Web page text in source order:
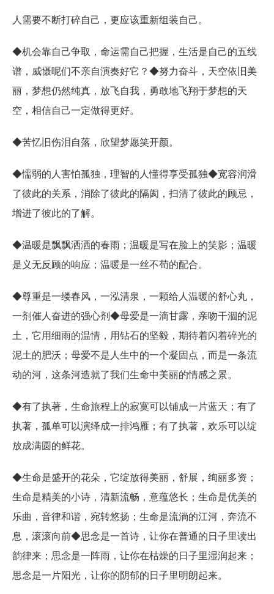
人需要不断打碎自己，更应该重新组装自己。
◆机会靠自己争取，命运需自己把握，生活是自己的五线
谱，威慑呢们不亲自演奏好它？◆努力奋斗，天空依旧美
丽，梦想仍然纯真，放飞自我，勇敢地飞翔于梦想的天
空，相信自己一定做得更好。
◆苦忆旧伤泪自落，欣望梦愿笑开颜。
◆懦弱的人害怕孤独，理智的人懂得享受孤独◆宽容润滑
了彼此的关系，消除了彼此的隔阂，扫清了彼此的顾忌，
增进了彼此的了解。
◆温暖是飘飘洒洒的春雨；温暖是写在脸上的笑影；温暖
是义无反顾的响应；温暖是一丝不苟的配合。
◆尊重是一缕春风，一泓清泉，一颗给人温暖的舒心丸，
一剂催人奋进的强心剂◆母爱是一滴甘露，亲吻干涸的泥
土，它用细雨的温情，用钻石的坚毅，期待着闪着碎光的
泥土的肥沃；母爱不是人生中的一个凝固点，而是一条流
动的河，这条河造就了我们生命中美丽的情感之景。
◆有了执著，生命旅程上的寂寞可以铺成一片蓝天；有了
执著，孤单可以演绎成一排鸿雁；有了执著，欢乐可以绽
放成满圆的鲜花。
◆生命是盛开的花朵，它绽放得美丽，舒展，绚丽多资；
生命是精美的小诗，清新流畅，意蕴悠长；生命是优美的
乐曲，音律和谐，宛转悠扬；生命是流淌的江河，奔流不
息，滚滚向前◆思念是一首诗，让你在普通的日子里读出
韵律来；思念是一阵雨，让你在枯燥的日子里湿润起来；
思念是一片阳光，让你的阴郁的日子里明朗起来。